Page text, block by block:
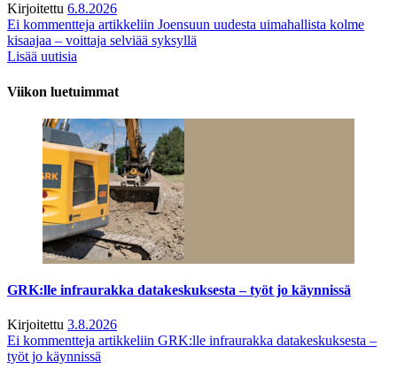
Kirjoitettu 6.8.2026
Ei kommentteja artikkeliin Joensuun uudesta uimahallista kolme
kisaajaa – voittaja selviää syksyllä
Lisää uutisia
Viikon luetuimmat
GRK:lle infraurakka datakeskuksesta – työt jo käynnissä
Kirjoitettu 3.8.2026
Ei kommentteja artikkeliin GRK:lle infraurakka datakeskuksesta –
työt jo käynnissä